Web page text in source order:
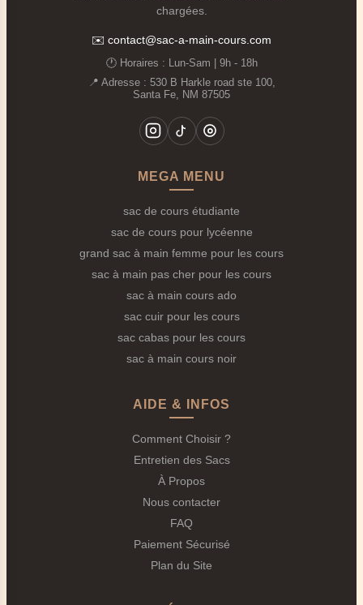
chargées.
✉️ contact@sac-a-main-cours.com
🕐 Horaires : Lun‑Sam | 9h - 18h
📍 Adresse : 530 B Harkle road ste 100,
Santa Fe, NM 87505
MEGA MENU
sac de cours étudiante
sac de cours pour lycéenne
grand sac à main femme pour les cours
sac à main pas cher pour les cours
sac à main cours ado
sac cuir pour les cours
sac cabas pour les cours
sac à main cours noir
AIDE & INFOS
Comment Choisir ?
Entretien des Sacs
À Propos
Nous contacter
FAQ
Paiement Sécurisé
Plan du Site